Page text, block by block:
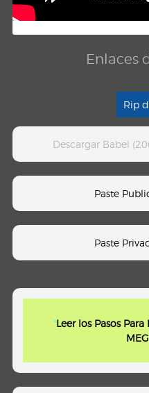
Enlaces
Rip
Descargar Babel
Paste
Paste
"Leer los Pasos